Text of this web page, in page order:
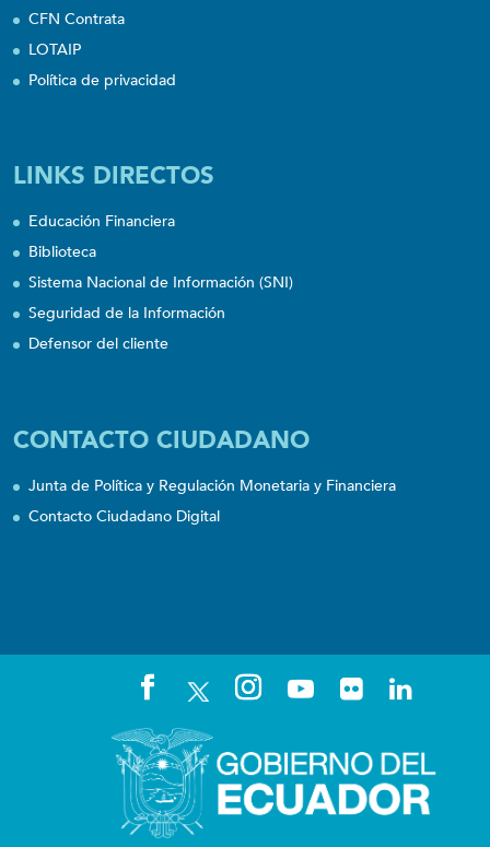
CFN Contrata
LOTAIP
Política de privacidad
LINKS DIRECTOS
Educación Financiera
Biblioteca
Sistema Nacional de Información (SNI)
Seguridad de la Información
Defensor del cliente
CONTACTO CIUDADANO
Junta de Política y Regulación Monetaria y Financiera
Contacto Ciudadano Digital